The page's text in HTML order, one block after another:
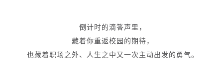
倒计时的滴答声里，
藏着你重返校园的期待，
也藏着职场之外、人生之中又一次主动出发的勇气。